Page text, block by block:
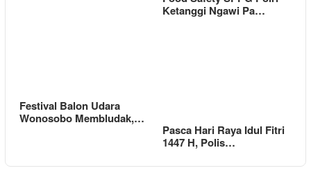
Ketanggi Ngawi Pa…
Festival Balon Udara
Wonosobo Membludak,…
Pasca Hari Raya Idul Fitri
1447 H, Polis…